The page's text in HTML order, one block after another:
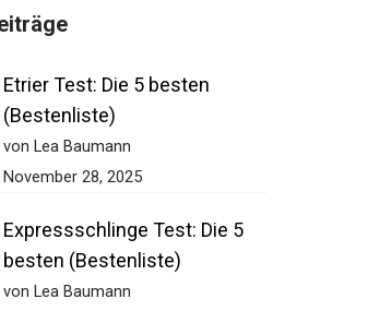
Etrier Test: Die 5 besten
(Bestenliste)
von Lea Baumann
November 28, 2025
Expressschlinge Test: Die 5
besten (Bestenliste)
von Lea Baumann